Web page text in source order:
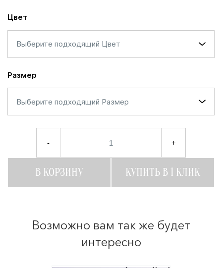
Цвет
Выберите подходящий Цвет
Размер
Выберите подходящий Размер
- +
В КОРЗИНУ КУПИТЬ В 1 КЛИК
Возможно вам так же будет
интересно